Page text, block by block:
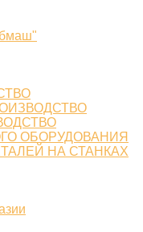
ОБОРУДОВАНИЯ
НА СТАНКАХ